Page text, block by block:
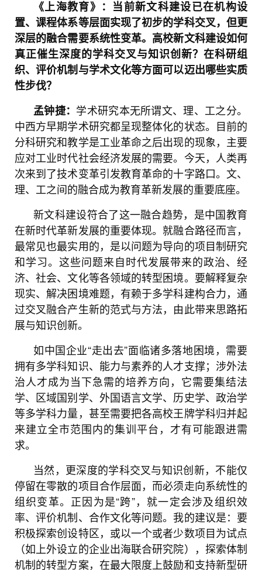
《上海教育》：当前新文科建设已在机构设
置、课程体系等层面实现了初步的学科交叉，但更
深层的融合需要系统性变革。高校新文科建设如何
真正催生深度的学科交叉与知识创新？在科研组
织、评价机制与学术文化等方面可以迈出哪些实质
性步伐？
孟钟捷： 学术研究本无所谓文、理、工之分。
中西方早期学术研究都呈现整体化的状态。目前的
分科研究和教学是工业革命之后出现的现象，主要
应对工业时代社会经济发展的需要。今天，人类再
次来到了技术变革引发教育革命的十字路口。文、
理、工之间的融合成为教育革新发展的重要底座。
新文科建设符合了这一融合趋势，是中国教育
在新时代革新发展的重要体现。就融合路径而言，
最常见也最实用的，是以问题为导向的项目制研究
和学习。这些问题来自时代发展带来的政治、经
济、社会、文化等各领域的转型困境。要解释复杂
现实、解决困境难题，有赖于多学科建构合力，通
过交叉融合产生新的范式与方法，由此带来思路拓
展与知识创新。
如中国企业“走出去”面临诸多落地困境，需要
拥有多学科知识、能力与素养的人才支撑；涉外法
治人才成为当下急需的培养方向，它需要集结法
学、区域国别学、外国语言文学、历史学、政治学
等多学科力量，甚至需要把各高校王牌学科归并起
来建立全市范围内的集训平台，才有可能跟进需
求。
当然，更深度的学科交叉与知识创新，不能仅
停留在零散的项目合作层面，而必须走向系统性的
组织变革。正因为是“跨”，就一定会涉及组织效
率、评价机制、合作文化等问题。我的建议是：要
积极探索创设特区，或以一个或者少数项目为试点
（如上外设立的企业出海联合研究院），探索体制
机制的转型方案，在最大限度上鼓励和支持新型研